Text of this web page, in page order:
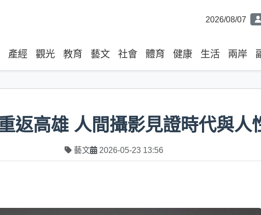
2026/08/07
產經 觀光 教育 藝文 社會 體育 健康 生活 兩岸
返高雄 人間攝影見證時代與人
藝文 2026-05-23 13:56